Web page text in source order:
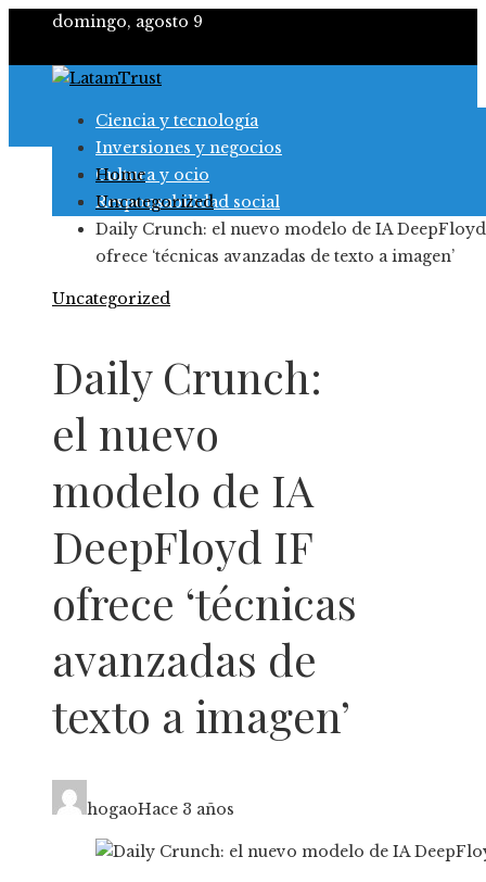
domingo, agosto 9
Ciencia y tecnología
Inversiones y negocios
Cultura y ocio
Responsabilidad social
Home
Uncategorized
Daily Crunch: el nuevo modelo de IA
ofrece ‘técnicas avanzadas de texto a imagen’
Uncategorized
Daily Crunch:
el nuevo
modelo de IA
DeepFloyd IF
ofrece ‘técnicas
avanzadas de
texto a imagen’
hogaoHace 3 años